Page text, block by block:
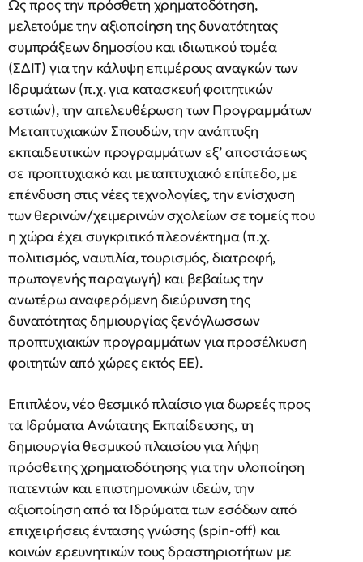
Ως προς την πρόσθετη χρηματοδότηση,
μελετούμε την αξιοποίηση της δυνατότητας
συμπράξεων δημοσίου και ιδιωτικού τομέα
(ΣΔΙΤ) για την κάλυψη επιμέρους αναγκών των
Ιδρυμάτων (π.χ. για κατασκευή φοιτητικών
εστιών), την απελευθέρωση των Προγραμμάτων
Μεταπτυχιακών Σπουδών, την ανάπτυξη
εκπαιδευτικών προγραμμάτων εξ’ αποστάσεως
σε προπτυχιακό και μεταπτυχιακό επίπεδο, με
επένδυση στις νέες τεχνολογίες, την ενίσχυση
των θερινών/χειμερινών σχολείων σε τομείς που
η χώρα έχει συγκριτικό πλεονέκτημα (π.χ.
πολιτισμός, ναυτιλία, τουρισμός, διατροφή,
πρωτογενής παραγωγή) και βεβαίως την
ανωτέρω αναφερόμενη διεύρυνση της
δυνατότητας δημιουργίας ξενόγλωσσων
προπτυχιακών προγραμμάτων για προσέλκυση
φοιτητών από χώρες εκτός ΕΕ).
Επιπλέον, νέο θεσμικό πλαίσιο για δωρεές προς
τα Ιδρύματα Ανώτατης Εκπαίδευσης, τη
δημιουργία θεσμικού πλαισίου για λήψη
πρόσθετης χρηματοδότησης για την υλοποίηση
πατεντών και επιστημονικών ιδεών, την
αξιοποίηση από τα Ιδρύματα των εσόδων από
επιχειρήσεις έντασης γνώσης (spin-off) και
κοινών ερευνητικών τους δραστηριοτήτων με